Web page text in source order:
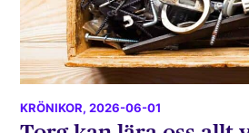
KRÖNIKOR, 2026-06-01